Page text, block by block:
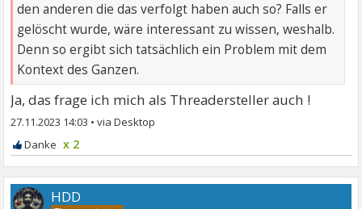
den anderen die das verfolgt haben auch so? Falls er
gelöscht wurde, wäre interessant zu wissen, weshalb.
Denn so ergibt sich tatsächlich ein Problem mit dem
Kontext des Ganzen.
Ja, das frage ich mich als Threadersteller auch !
27.11.2023 14:03 •
x 2
HDD